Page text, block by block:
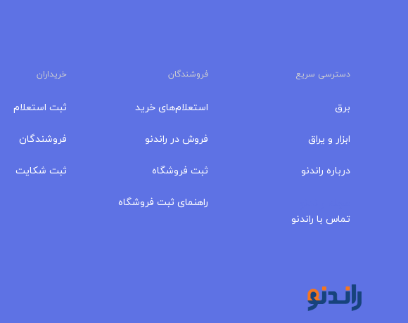
دسترسی سریع فروشندگان خریداران
برق
ابزار و یراق
درباره‌ راندنو
تماس با راندنو
استعلام‌های خرید
فروش در راندنو
ثبت فروشگاه
راهنمای ثبت فروشگاه
ثبت استعلام
فروشندگان
ثبت شکایت